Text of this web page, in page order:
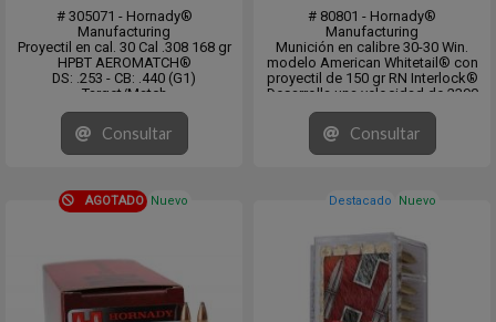
# 305071 - Hornady®
Manufacturing
Proyectil en cal. 30 Cal .308 168 gr
HPBT AEROMATCH®
DS: .253 - CB: .440 (G1)
Target/Match
1-12" (Minimum Recommended)
Caja con 500 unidades.
Consultar
# 80801 - Hornady®
Manufacturing
Munición en calibre 30-30 Win.
modelo American Whitetail® con
proyectil de 150 gr RN Interlock®
Desarrolla una velocidad de 2390
fps. y una energia de 1902 fps/lb.
CB: .186 (G1) DS: .226
Medium Game 50-300 lbs.
En cajita de 20 unidades y pack de
Consultar
AGOTADO Nuevo Destacado Nuevo